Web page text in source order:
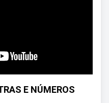
E NÚMEROS